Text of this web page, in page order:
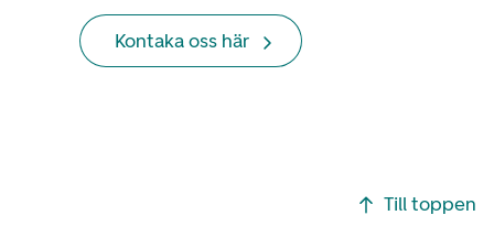
Kontaka oss här
Till toppen